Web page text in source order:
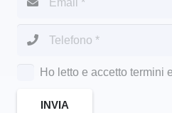
Ho letto e accetto termini
INVIA